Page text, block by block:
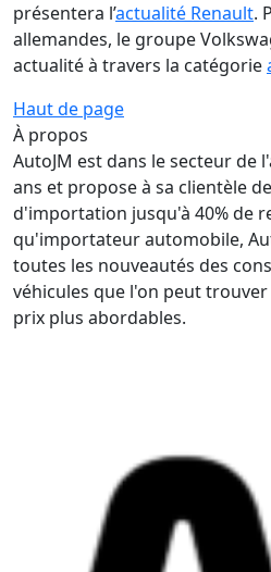
présentera l’actualité Renault.
allemandes, le groupe
actualité à travers la catégorie
Haut de page
À propos
AutoJM est dans le secteur de
ans et propose à sa clientèle
d'importation jusqu'à 40% de
qu'importateur automobile,
toutes les nouveautés des
véhicules que l'on peut trouver
prix plus abordables.